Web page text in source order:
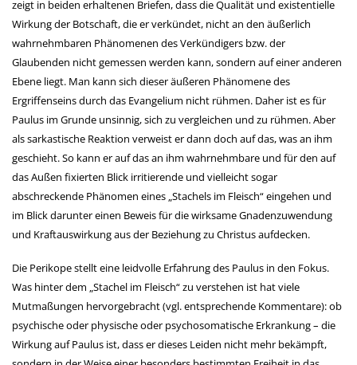
zeigt in beiden erhaltenen Briefen, dass die Qualität und existentielle
Wirkung der Botschaft, die er verkündet, nicht an den äußerlich
wahrnehmbaren Phänomenen des Verkündigers bzw. der
Glaubenden nicht gemessen werden kann, sondern auf einer anderen
Ebene liegt. Man kann sich dieser äußeren Phänomene des
Ergriffenseins durch das Evangelium nicht rühmen. Daher ist es für
Paulus im Grunde unsinnig, sich zu vergleichen und zu rühmen. Aber
als sarkastische Reaktion verweist er dann doch auf das, was an ihm
geschieht. So kann er auf das an ihm wahrnehmbare und für den auf
das Außen fixierten Blick irritierende und vielleicht sogar
abschreckende Phänomen eines „Stachels im Fleisch“ eingehen und
im Blick darunter einen Beweis für die wirksame Gnadenzuwendung
und Kraftauswirkung aus der Beziehung zu Christus aufdecken.
Die Perikope stellt eine leidvolle Erfahrung des Paulus in den Fokus.
Was hinter dem „Stachel im Fleisch“ zu verstehen ist hat viele
Mutmaßungen hervorgebracht (vgl. entsprechende Kommentare): ob
psychische oder physische oder psychosomatische Erkrankung – die
Wirkung auf Paulus ist, dass er dieses Leiden nicht mehr bekämpft,